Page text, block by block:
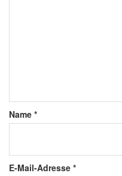
Name *
E-Mail-Adresse *